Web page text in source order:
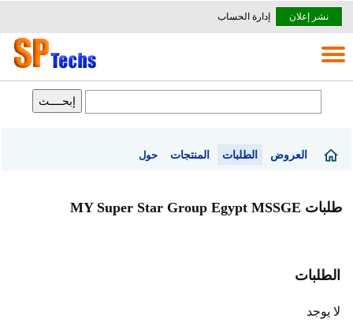
نشر إعلان إدارة الحساب
العروض الطلبات المنتجات حول
طلبات MY Super Star Group Egypt MSSGE
الطلبات
لا يوجد